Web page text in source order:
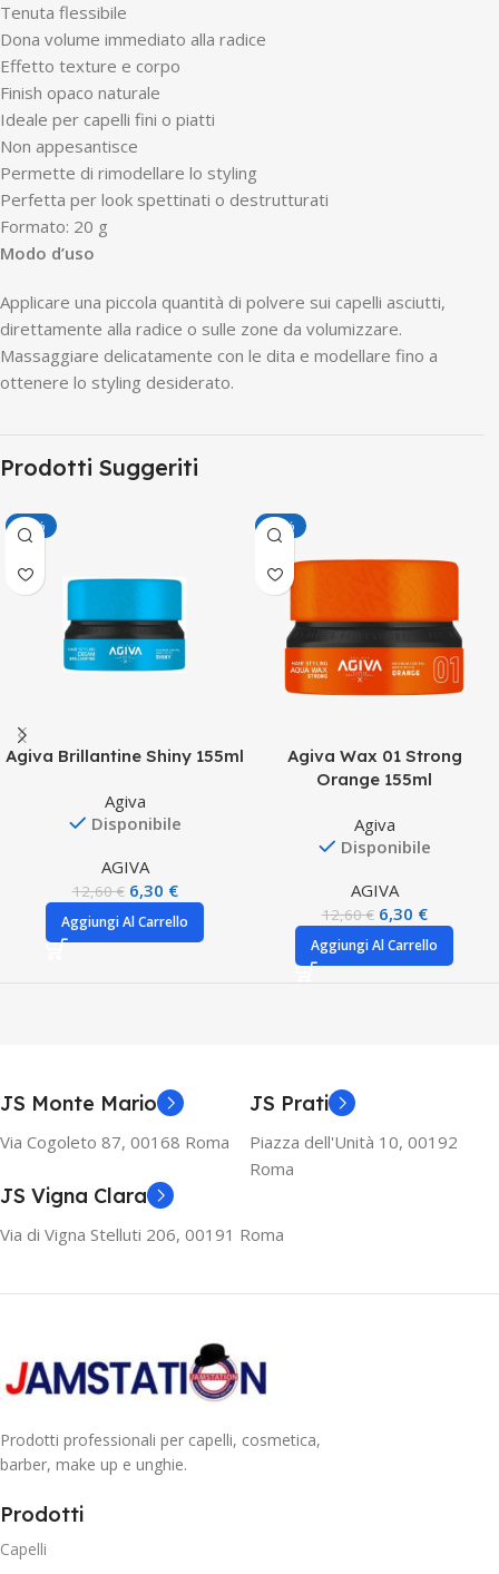
Tenuta flessibile
Dona volume immediato alla radice
Effetto texture e corpo
Finish opaco naturale
Ideale per capelli fini o piatti
Non appesantisce
Permette di rimodellare lo styling
Perfetta per look spettinati o destrutturati
Formato: 20 g
Modo d’uso
Applicare una piccola quantità di polvere sui capelli asciutti,
direttamente alla radice o sulle zone da volumizzare.
Massaggiare delicatamente con le dita e modellare fino a
ottenere lo styling desiderato.
Prodotti Suggeriti
-50%
Agiva Brillantine Shiny 155ml
Agiva
Disponibile
AGIVA
12,60€ 6,30 €
Aggiungi Al Carrello
-50%
Agiva Wax 01 Strong
Orange 155ml
Agiva
Disponibile
AGIVA
12,60€ 6,30 €
Aggiungi Al Carrello
JS Monte Mario
Via Cogoleto 87, 00168 Roma
JS Prati
Piazza dell'Unità 10, 00192
Roma
JS Vigna Clara
Via di Vigna Stelluti 206, 00191 Roma
Prodotti professionali per capelli, cosmetica,
barber, make up e unghie.
Prodotti
Capelli